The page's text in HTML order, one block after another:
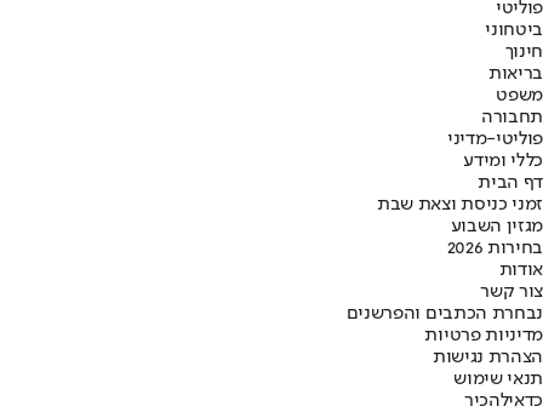
פוליטי
ביטחוני
חינוך
בריאות
משפט
תחבורה
פוליטי-מדיני
כללי ומידע
דף הבית
זמני כניסת וצאת שבת
מגזין השבוע
בחירות 2026
אודות
צור קשר
נבחרת הכתבים והפרשנים
מדיניות פרטיות
הצהרת נגישות
תנאי שימוש
כדאילהכיר